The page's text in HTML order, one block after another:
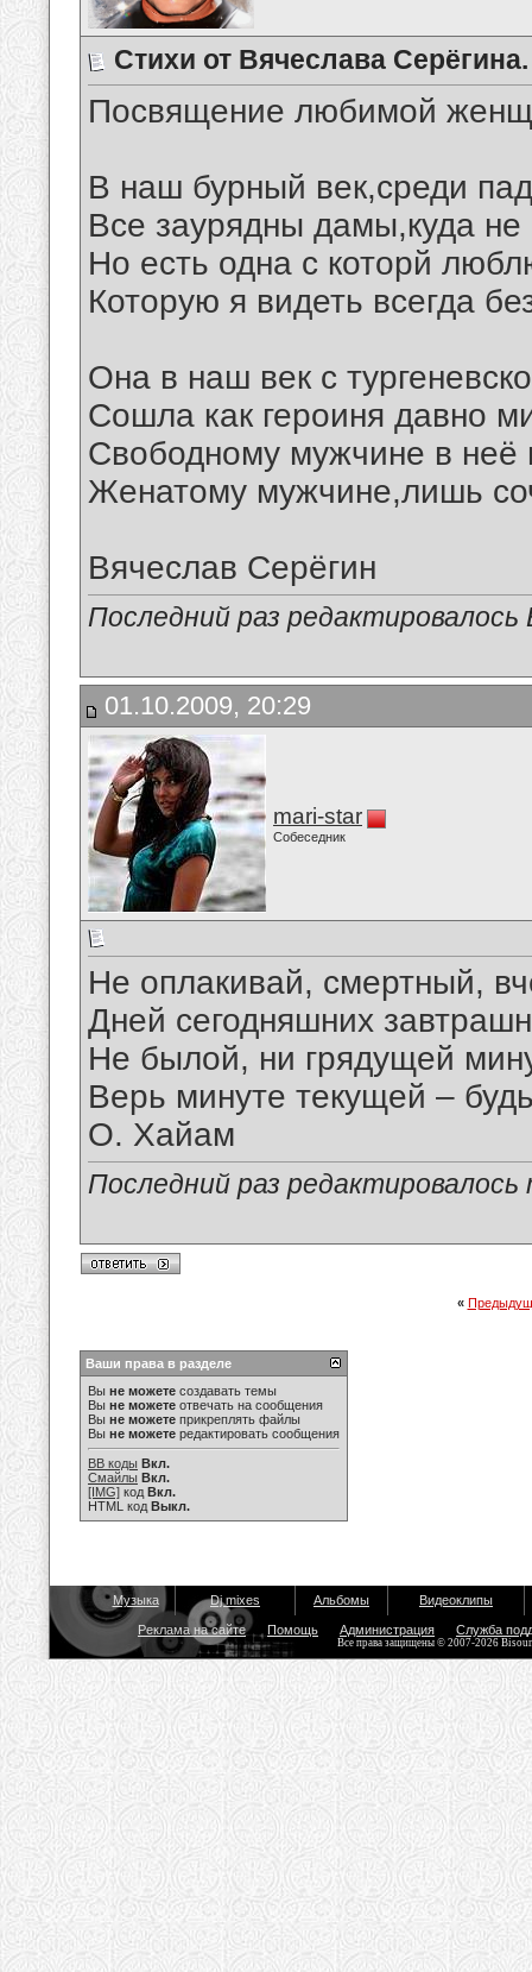
Стихи от Вячеслава Серёгина.
Посвящение любимой
В наш бурный век,среди
Все заурядны дамы,куда не
Но есть одна с которй
Которую я видеть всегда
Она в наш век с
Сошла как героиня давно
Свободному мужчине в неё
Женатому мужчине,лишь
Вячеслав Серёгин
Последний раз
01.10.2009, 20:29
mari-star
Собеседник
Не оплакивай, смертный,
Дней сегодняшних
Не былой, ни грядущей
Верь минуте текущей –
О. Хайам
Последний раз
«
Ваши права в разделе
Вы не можете создавать темы
Вы не можете отвечать на сообщения
Вы не можете прикреплять файлы
Вы не можете редактировать сообщения
BB коды Вкл.
Смайлы Вкл.
[IMG] код Вкл.
HTML код Выкл.
Музыка Dj mixes Альбомы Видеоклипы
Реклама на сайте Помощь Администрация Служба
Все права защищены © 2007-2026